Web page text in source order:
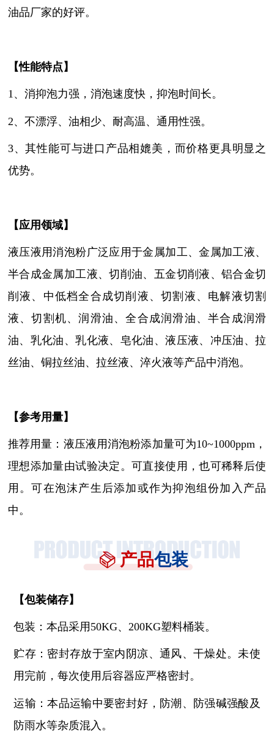
油品厂家的好评。
【性能特点】
1、消抑泡力强，消泡速度快，抑泡时间长。
2、不漂浮、油相少、耐高温、通用性强。
3、其性能可与进口产品相媲美，而价格更具明显之
优势。
【应用领域】
液压液用消泡粉广泛应用于金属加工、金属加工液、
半合成金属加工液、切削油、五金切削液、铝合金切
削液、中低档全合成切削液、切割液、电解液切割
液、切割机、润滑油、全合成润滑油、半合成润滑
油、乳化油、乳化液、皂化油、液压液、冲压油、拉
丝油、铜拉丝油、拉丝液、淬火液等产品中消泡。
【参考用量】
推荐用量：液压液用消泡粉添加量可为10~1000ppm，
理想添加量由试验决定。可直接使用，也可稀释后使
用。可在泡沫产生后添加或作为抑泡组份加入产品
中。
产品包装
【包装储存】
包装：本品采用 50KG、200KG塑料桶装。
贮存：密封存放于室内阴凉、通风、干燥处。未使
用完前，每次使用后容器应严格密封。
运输：本品运输中要密封好，防潮、防强碱强酸及
防雨水等杂质混入。